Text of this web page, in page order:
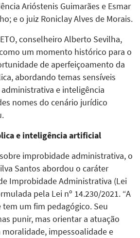
Arióstenis Guimarães e Esmar
e o juiz Roniclay Alves de Morais.
conselheiro Alberto Sevilha,
um momento histórico para o
de aperfeiçoamento da
abordando temas sensíveis
e inteligência
nomes do cenário jurídico
e inteligência artificial
improbidade administrativa, o
Santos abordou o caráter
Improbidade Administrativa (Lei
pela Lei nº 14.230/2021. “A
um fim pedagógico. Seu
punir, mas orientar a atuação
impessoalidade e